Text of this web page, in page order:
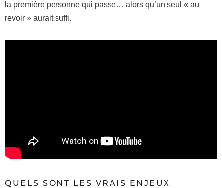
la première personne qui passe… alors qu’un seul « au
revoir » aurait suffi.
QUELS SONT LES VRAIS ENJEUX